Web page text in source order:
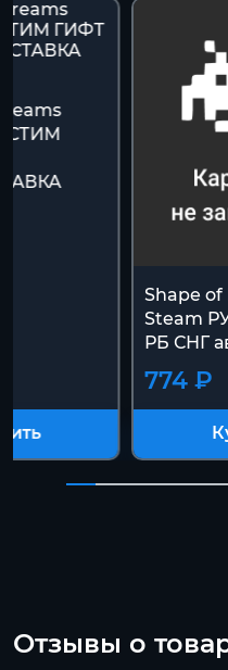
СТИМ
Shape of
Steam
РБ СНГ
774 ₽
Отзывы о